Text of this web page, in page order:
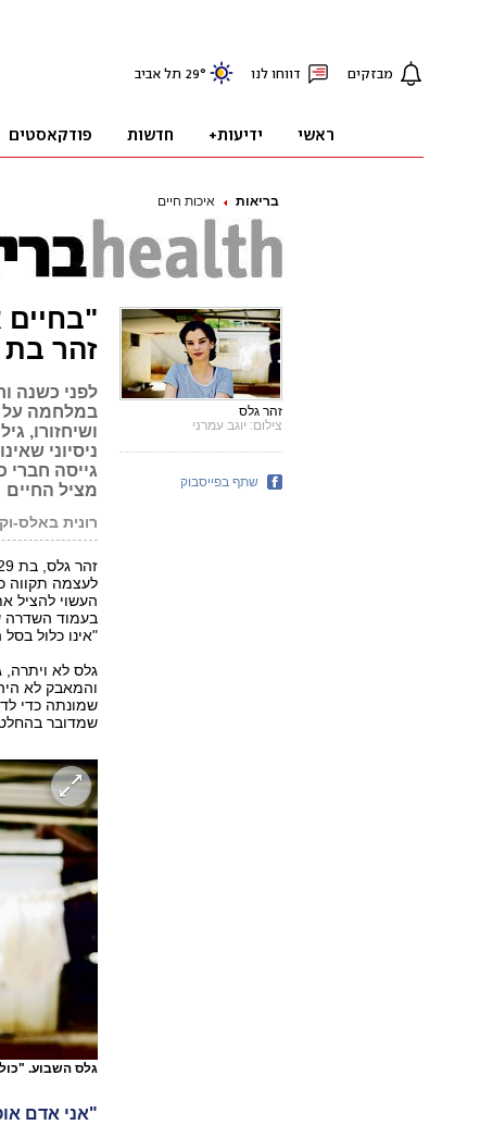
בריאות איכות חיים
זהר בת
במלחמה על
ושיחזורו,
ניסיוני
גייסה
מציל החיים
רונית באלס-
לעצמה תקווה
העשוי להציל
בעמוד השדרה
"אינו כלול
גלס לא ויתרה,
והמאבק לא
שמונתה כדי
שמדובר
גלס השבוע.
"אני אדם
זהר גלס
צילום: יוגב עמרני
שתף בפייסבוק